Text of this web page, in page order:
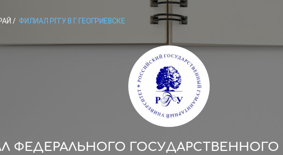
/ ФИЛИАЛ РГГУ В Г. ГЕОГРИЕВСКЕ
ФЕДЕРАЛЬНОГО